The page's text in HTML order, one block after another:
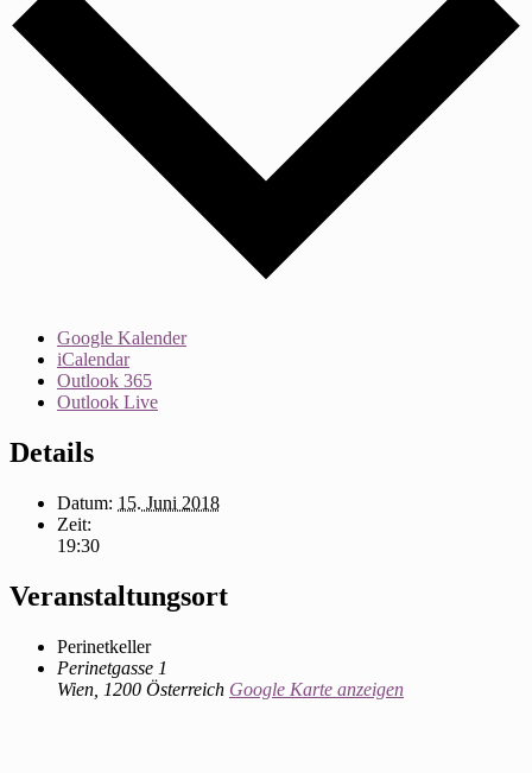
Google Kalender
iCalendar
Outlook 365
Outlook Live
Details
Datum: 15. Juni 2018
Zeit:
19:30
Veranstaltungsort
Perinetkeller
Perinetgasse 1
Wien 1200 Österreich Google Karte anzeigen